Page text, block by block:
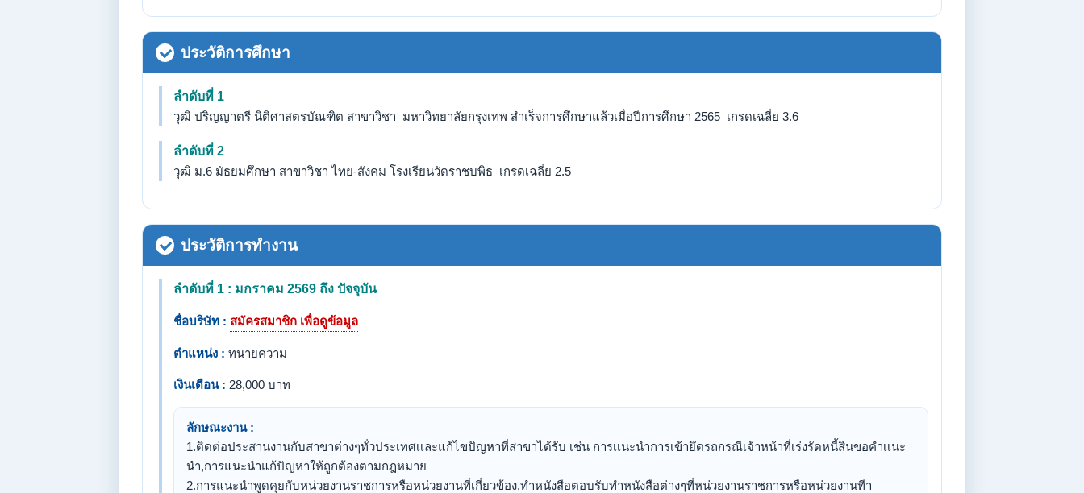
ประวัติการศึกษา
ลำดับที่ 1
วุฒิ ปริญญาตรี นิติศาสตรบัณฑิต สาขาวิชา มหาวิทยาลัยกรุงเทพ สำเร็จการศึกษาแล้วเมื่อปีการศึกษา 2565 เกรดเฉลี่ย 3.6
ลำดับที่ 2
วุฒิ ม.6 มัธยมศึกษา สาขาวิชา ไทย-สังคม โรงเรียนวัดราชบพิธ เกรดเฉลี่ย 2.5
ประวัติการทำงาน
ลำดับที่ 1 : มกราคม 2569 ถึง ปัจจุบัน
ชื่อบริษัท : สมัครสมาชิก เพื่อดูข้อมูล
ตำแหน่ง : ทนายความ
เงินเดือน : 28,000 บาท
ลักษณะงาน :
1.ติดต่อประสานงานกับสาขาต่างๆทั่วประเทศเเละแก้ไขปัญหาที่สาขาได้รับ เช่น การเเนะนำการเข้ายึดรถกรณีเจ้าหน้าที่เร่งรัดหนี้สินขอคำเเนะ
นำ,การแนะนำแก้ปัญหาให้ถูกต้องตามกฎหมาย
2.การแนะนำพูดคุยกับหน่วยงานราชการหรือหน่วยงานที่เกี่ยวข้อง,ทำหนังสือตอบรับทำหนังสือต่างๆที่หน่วยงานราชการหรือหน่วยงานทีา